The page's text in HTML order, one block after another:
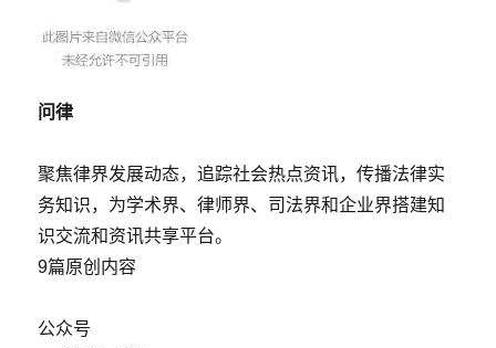
问律
聚焦律界发展动态，追踪社会热点资讯，传播法律实
务知识，为学术界、律师界、司法界和企业界搭建知
识交流和资讯共享平台。
9篇原创内容
公众号